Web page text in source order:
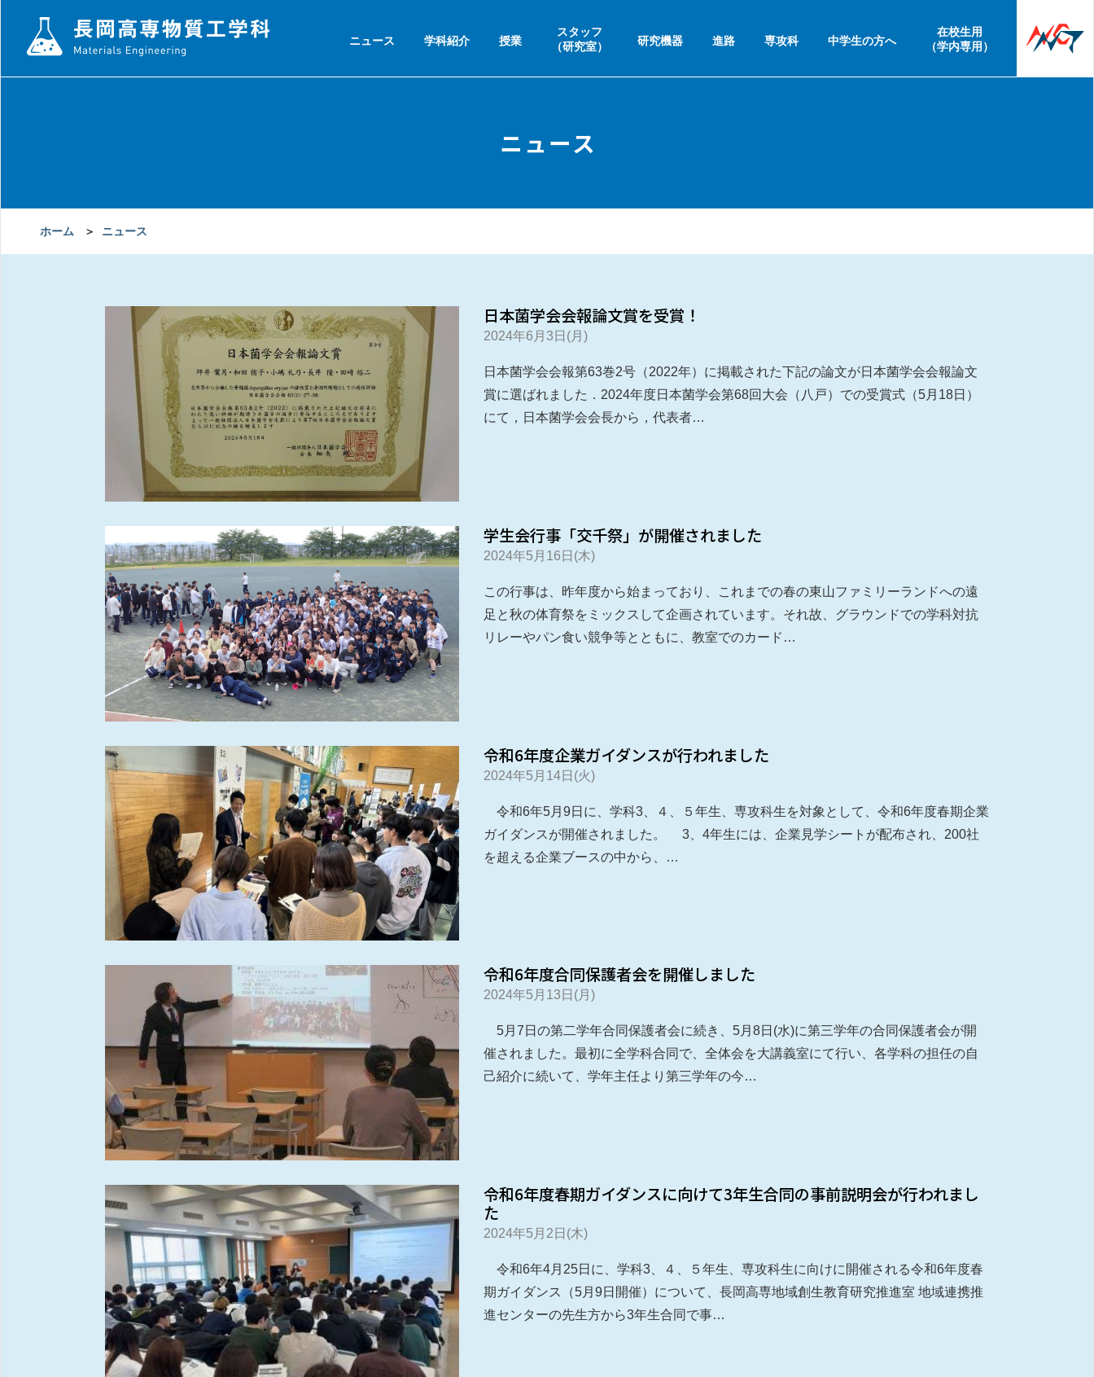
ニュース 学科紹介 授業
スタッフ
（研究室）
研究機器 進路 専攻科 中学生の方へ
在校生用
（学内専用）
ニュース
ホーム ＞ ニュース
日本菌学会会報論文賞を受賞！
2024年6月3日(月)
日本菌学会会報第63巻2号（2022年）に掲載された下記の論文が日本菌学会会報論文
賞に選ばれました．2024年度日本菌学会第68回大会（八戸）での受賞式（5月18日）
にて，日本菌学会会長から，代表者…
学生会行事「交千祭」が開催されました
2024年5月16日(木)
この行事は、昨年度から始まっており、これまでの春の東山ファミリーランドへの遠
足と秋の体育祭をミックスして企画されています。それ故、グラウンドでの学科対抗
リレーやパン食い競争等とともに、教室でのカード…
令和6年度企業ガイダンスが行われました
2024年5月14日(火)
令和6年5月9日に、学科3、４、５年生、専攻科生を対象として、令和6年度春期企業
ガイダンスが開催されました。 3、4年生には、企業見学シートが配布され、200社
を超える企業ブースの中から、…
令和6年度合同保護者会を開催しました
2024年5月13日(月)
5月7日の第二学年合同保護者会に続き、5月8日(水)に第三学年の合同保護者会が開
催されました。最初に全学科合同で、全体会を大講義室にて行い、各学科の担任の自
己紹介に続いて、学年主任より第三学年の今…
令和6年度春期ガイダンスに向けて3年生合同の事前説明会が行われまし
た
2024年5月2日(木)
令和6年4月25日に、学科3、４、５年生、専攻科生に向けに開催される令和6年度春
期ガイダンス（5月9日開催）について、長岡高専地域創生教育研究推進室 地域連携推
進センターの先生方から3年生合同で事…